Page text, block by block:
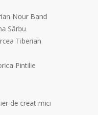
Nour Band
Sârbu
Tiberian
Pintilie
de creat mici